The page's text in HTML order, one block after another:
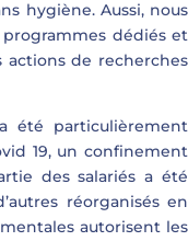
hygiène. Aussi, nous
dédiés et
de recherches
été particulièrement
19, un confinement
des salariés a été
réorganisés en
autorisent les